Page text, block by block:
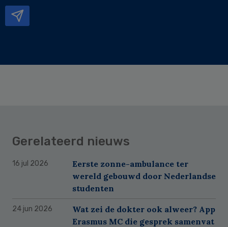
Gerelateerd nieuws
16 jul 2026
Eerste zonne-ambulance ter
wereld gebouwd door Nederlandse
studenten
24 jun 2026
Wat zei de dokter ook alweer? App
Erasmus MC die gesprek samenvat